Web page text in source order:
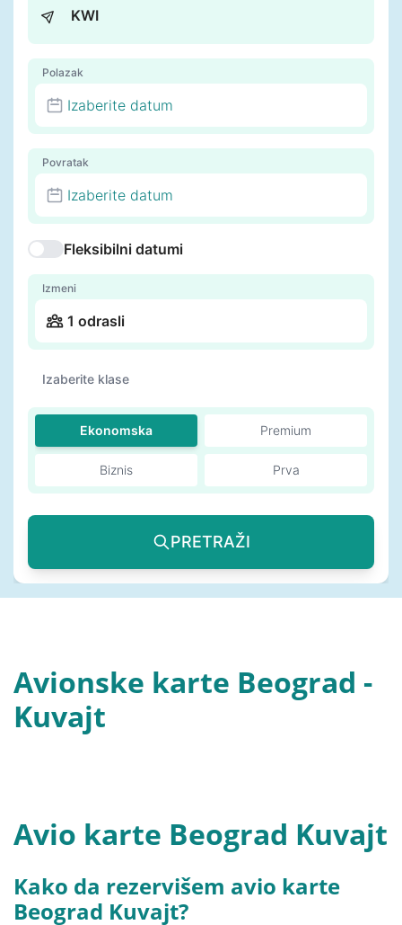
Polazak
Izaberite datum
Povratak
Izaberite datum
Fleksibilni datumi
Izmeni
1 odrasli
Izaberite klase
Ekonomska Premium
Biznis Prva
PRETRAŽI
Avionske karte Beograd -
Kuvajt
Avio karte Beograd Kuvajt
Kako da rezervišem avio karte
Beograd Kuvajt?